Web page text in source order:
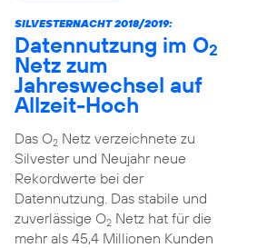
SILVESTERNACHT 2018/2019:
Datennutzung im O2
Netz zum
Jahreswechsel auf
Allzeit-Hoch
Das O2Netz verzeichnete zu
Silvester und Neujahr neue
Rekordwerte bei der
Datennutzung. Das stabile und
zuverlässige O2Netz hat für die
mehr als 45,4 Millionen Kunden